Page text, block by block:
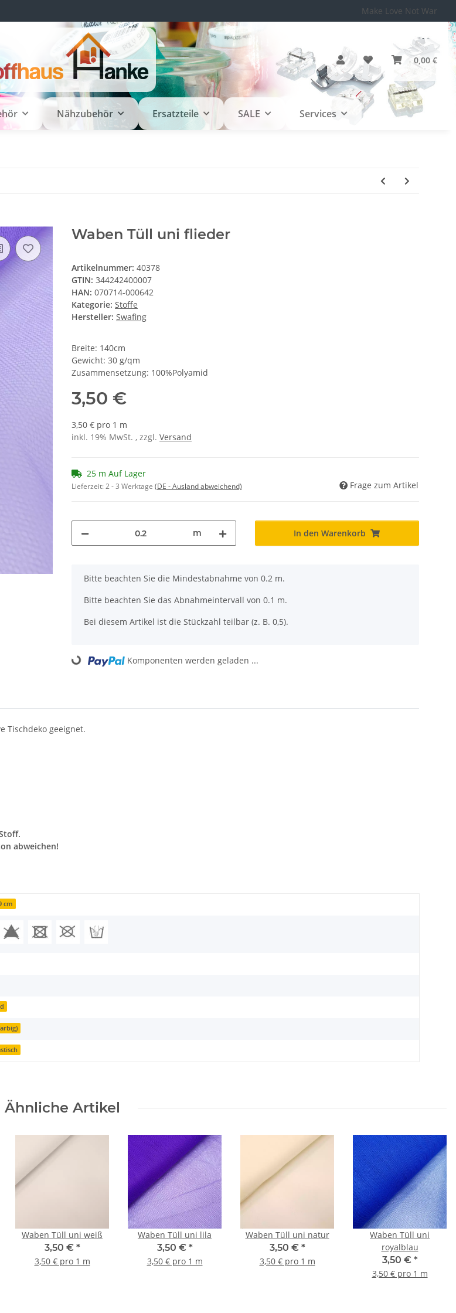
Make Love Not War
0,00 €
Nähzubehör Ersatzteile SALE Services
Waben Tüll uni flieder
Artikelnummer: 40378
GTIN: 344242400007
HAN: 070714-000642
Kategorie: Stoffe
Hersteller: Swafing
Breite: 140cm
Gewicht: 30 g/qm
Zusammensetzung: 100%Polyamid
3,50 €
3,50 € pro 1 m
inkl. 19% MwSt. , zzgl. Versand
25 m Auf Lager
Lieferzeit:2 - 3 Werktage (DE - Ausland abweichend) Frage zum Artikel
m In den Warenkorb
x
Bitte beachten Sie die Mindestabnahme von 0.2 m.
Bitte beachten Sie das Abnahmeintervall von 0.1 m.
Bei diesem Artikel ist die Stückzahl teilbar (z. B. 0,5).
Loading... Komponenten werden geladen ...
Tischdeko geeignet.
abweichen!
cm
Ähnliche Artikel
Waben Tüll uni weiß
3,50 € *
3,50 € pro 1 m
Waben Tüll uni lila
3,50 € *
3,50 € pro 1 m
Waben Tüll uni natur
3,50 € *
3,50 € pro 1 m
Waben Tüll uni
royalblau
3,50 € *
3,50 € pro 1 m